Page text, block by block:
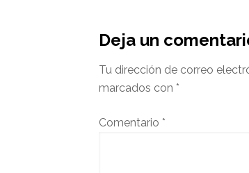
del
lector
Deja un
Tu dirección de correo
marcados con *
Comentario *